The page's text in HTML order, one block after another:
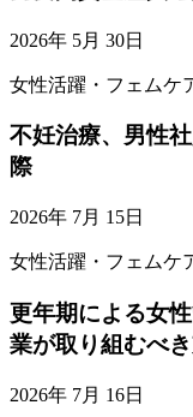
2026年 5月 30日
女性活躍・フェムケ
不妊治療、男性
際
2026年 7月 15日
女性活躍・フェムケ
更年期による女
業が取り組むべ
2026年 7月 16日